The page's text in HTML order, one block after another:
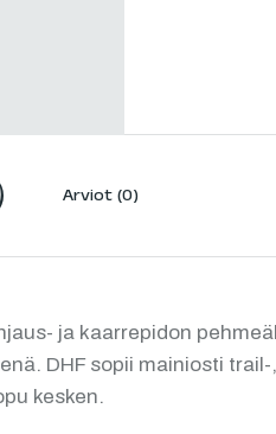
Arviot (0)
ja kaarrepidon
DHF sopii mainiosti
kesken.